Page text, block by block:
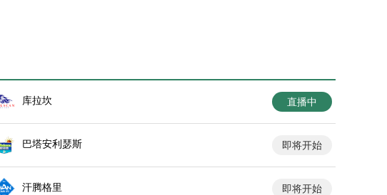
库拉坎 直播中
巴塔安利瑟斯 即将开始
汗腾格里 即将开始